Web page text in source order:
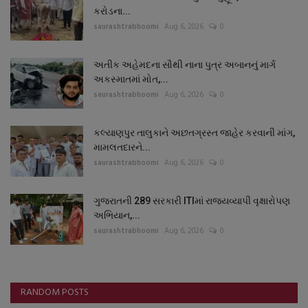
કરોડના...
saurashtrabhoomi Aug 6, 2026 0
અતીક અહેમદના સૌથી નાના પુત્ર અબાનનું માર્ગ
અકસ્માતમાં મોત,...
saurashtrabhoomi Aug 6, 2026 0
કલ્યાણપુર તાલુકાને અછતગ્રસ્ત જાહેર કરવાની માંગ,
મામલતદારને...
saurashtrabhoomi Aug 6, 2026 0
ગુજરાતની 289 સરકારી ITIમાં રાજ્યવ્યાપી વૃક્ષારોપણ
અભિયાન,...
saurashtrabhoomi Aug 6, 2026 0
RANDOM POSTS